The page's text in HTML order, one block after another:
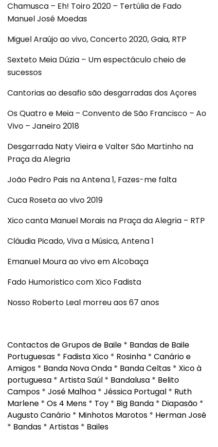
Chamusca – Eh! Toiro 2020 – Tertúlia de Fado
Manuel José Moedas
Miguel Araújo ao vivo, Concerto 2020, Gaia, RTP
Sexteto Meia Dúzia – Um espectáculo cheio de
sucessos
Cantorias ao desafio são desgarradas dos Açores
Os Quatro e Meia – Convento de São Francisco – Ao
Vivo – Janeiro 2018
Desgarrada Naty Vieira e Valter São Martinho na
Praça da Alegria
João Pedro Pais na Antena 1, Fazes-me falta
Cuca Roseta ao vivo 2019
Xico canta Manuel Morais na Praça da Alegria – RTP
Cláudia Picado, Viva a Música, Antena 1
Emanuel Moura ao vivo em Alcobaça
Fado Humoristico com Xico Fadista
Nosso Roberto Leal morreu aos 67 anos
Contactos de Grupos de Baile * Bandas de Baile
Portuguesas * Fadista Xico * Rosinha * Canário e
Amigos * Banda Nova Onda * Banda Celtas * Xico à
portuguesa * Artista Saúl * Bandalusa * Belito
Campos * José Malhoa * Jéssica Portugal * Ruth
Marlene * Os 4 Mens * Toy * Big Banda * Diapasão *
Augusto Canário * Minhotos Marotos * Herman José
* Bandas * Artistas * Bailes